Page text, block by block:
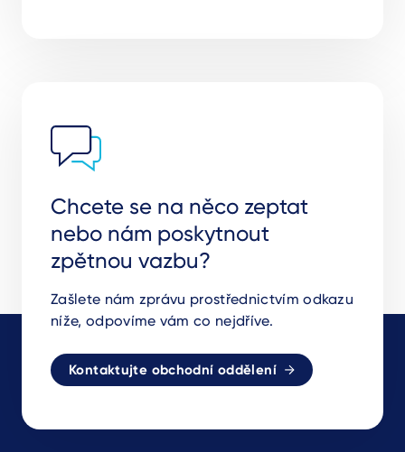
Chcete se na něco zeptat
nebo nám poskytnout
zpětnou vazbu?
Zašlete nám zprávu prostřednictvím odkazu
níže, odpovíme vám co nejdříve.
Kontaktujte obchodní oddělení